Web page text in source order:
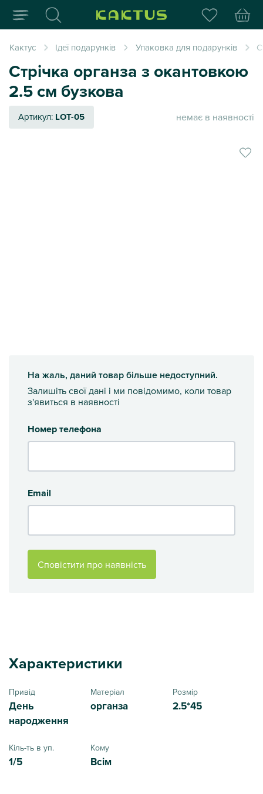
Інтернет-магазин
Кактус Ідеї подарунків Упаковка для подарунків
Стрічка органза з окантовкою
2.5 см бузкова
Артикул: LOT-05 немає в наявності
На жаль, даний товар більше недоступний.
Залишіть свої дані і ми повідомимо, коли товар
з'явиться в наявності
Номер телефона
Email
Сповістити про наявність
Характеристики
Привід
День
народження
Матеріал
органза
Розмір
2.5*45
Кіль-ть в уп.
1/5
Кому
Всім